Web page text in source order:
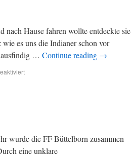
nach Hause fahren wollte entdeckte sie
es uns die Indianer schon vor
ausfindig … Continue reading →
wurde die FF Büttelborn zusammen
eine unklare